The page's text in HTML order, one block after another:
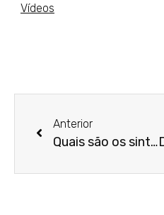
Vídeos
Anterior
Quais são os sintomas físicos da depressão?